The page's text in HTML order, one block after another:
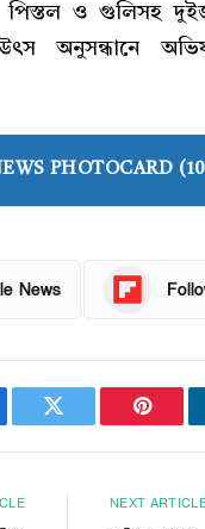
পিস্তল ও গুলিসহ
উৎস অনুসন্ধানে
PHOTOCARD
News
Twitter
NEXT